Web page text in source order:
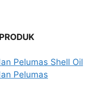
Pelumas Shell Oil
Pelumas